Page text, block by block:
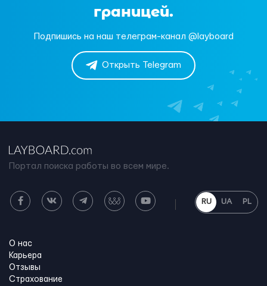
границей.
Подпишись на наш телеграм-канал @layboard
Открыть Telegram
Портал поиска работы во всем мире.
RU UA PL
О нас
Карьера
Отзывы
Страхование